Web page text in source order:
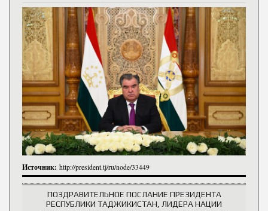
Источник: http://president.tj/ru/node/33449
ПОЗДРАВИТЕЛЬНОЕ ПОСЛАНИЕ ПРЕЗИДЕНТА
РЕСПУБЛИКИ ТАДЖИКИСТАН, ЛИДЕРА НАЦИИ